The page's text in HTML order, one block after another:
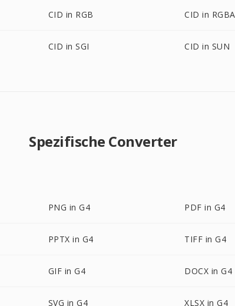
CID in RGB CID in RGBA
CID in SGI CID in SUN
Spezifische Converter
PNG in G4 PDF in G4
PPTX in G4 TIFF in G4
GIF in G4 DOCX in G4
SVG in G4 XLSX in G4